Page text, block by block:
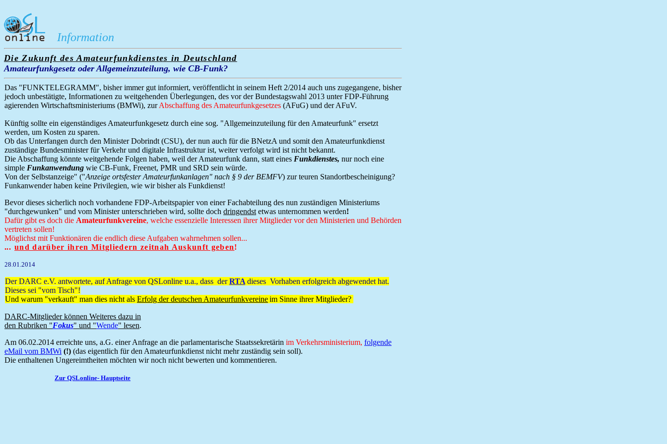
Information
Die Zukunft des Amateurfunkdienstesin Deutschland
Amateurfunkgesetz oder Allgemeinzuteilung, wie CB-Funk?
Das "FUNKTELEGRAMM", bisher immer gut informiert, veröffentlicht in seinem Heft 2/2014 auch uns zugegangene, bisher
jedoch unbestätigte, Informationen zu weitgehenden Überlegungen, des vor der Bundestagswahl 2013 unter FDP-Führung
agierenden Wirtschaftsministeriums (BMWi), zurAbschaffung des Amateurfunkgesetzes (AFuG) und der AFuV.
Künftig sollte ein eigenständiges Amateurfunkgesetz durch eine sog. "Allgemeinzuteilung für den Amateurfunk" ersetzt
werden, um Kosten zu sparen.
Ob das Unterfangen durch den Minister Dobrindt (CSU), der nun auch für die BNetzA und somit den Amateurfunkdienst
zuständige Bundesminister für Verkehr und digitale Infrastrukturist, weiter verfolgt wird ist nicht bekannt.
Die Abschaffung könnte weitgehende Folgen haben, weil der Amateurfunk dann, statt eines Funkdienstes, nur noch eine
simple Funkanwendung wie CB-Funk, Freenet, PMR und SRD sein würde.
Von der Selbstanzeige" ("Anzeige ortsfester Amateurfunkanlagen" nach § 9 der BEMFV) zur teuren Standortbescheinigung?
Funkanwender haben keine Privilegien, wie wir bisher als Funkdienst!
Bevor dieses sicherlich noch vorhandene FDP-Arbeitspapier von einer Fachabteilung des nun zuständigen Ministeriums
"durchgewunken" und vom Minister unterschrieben wird, sollte doch dringendst etwas unternommen werden!
Dafür gibt es doch die Amateurfunkvereine, welche essenzielle Interessen ihrer Mitglieder vor den Ministerien und Behörden
vertreten sollen!
Möglichst mit Funktionären die endlich diese Aufgaben wahrnehmen sollen...
... und darüber ihren Mitgliedern zeitnah Auskunft geben!
28.01.2014
Der DARC e.V. antwortete, auf Anfrage von QSLonline u.a., dass der RTA dieses Vorhaben erfolgreich abgewendet hat.
Dieses sei "vom Tisch"!
Und warum "verkauft" man dies nicht als Erfolg der deutschen Amateurfunkvereineim Sinne ihrer Mitglieder?
DARC-Mitglieder können Weiteres dazu in
den Rubriken "Fokus" und "Wende" lesen.
Am 06.02.2014 erreichte uns, a.G. einer Anfrage an die parlamentarische Staatssekretärin im Verkehrsministerium, folgende
eMail vom BMWi (!) (das eigentlich für den Amateurfunkdienst nicht mehr zuständig sein soll).
Die enthaltenen Ungereimtheiten möchten wir noch nicht bewerten und kommentieren.
Zur QSLonline- Hauptseite